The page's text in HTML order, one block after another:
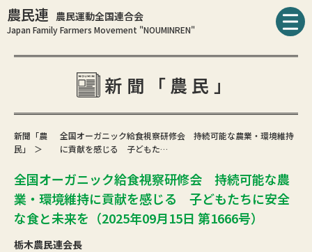
農民連 農民運動全国連合会
Japan Family Farmers Movement "NOUMINREN"
新聞「農民」
新聞「農
民」
全国オーガニック給食視察研修会 持続可能な農業・環境維持
に貢献を感じる 子どもた…
全国オーガニック給食視察研修会 持続可能な農
業・環境維持に貢献を感じる 子どもたちに安全
な食と未来を（2025年09月15日 第1666号）
栃木農民連会長